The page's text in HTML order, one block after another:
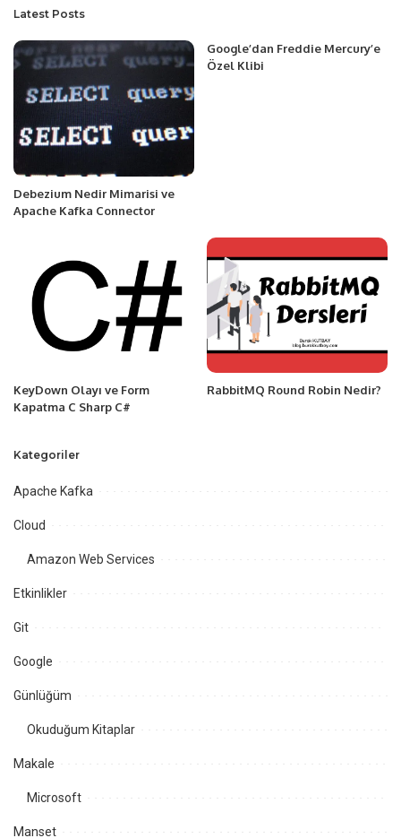
Latest Posts
Debezium Nedir Mimarisi ve
Apache Kafka Connector
Google’dan Freddie Mercury’e
Özel Klibi
KeyDown Olayı ve Form
Kapatma C Sharp C#
RabbitMQ Round Robin Nedir?
Kategoriler
Apache Kafka
Cloud
Amazon Web Services
Etkinlikler
Git
Google
Günlüğüm
Okuduğum Kitaplar
Makale
Microsoft
Manset